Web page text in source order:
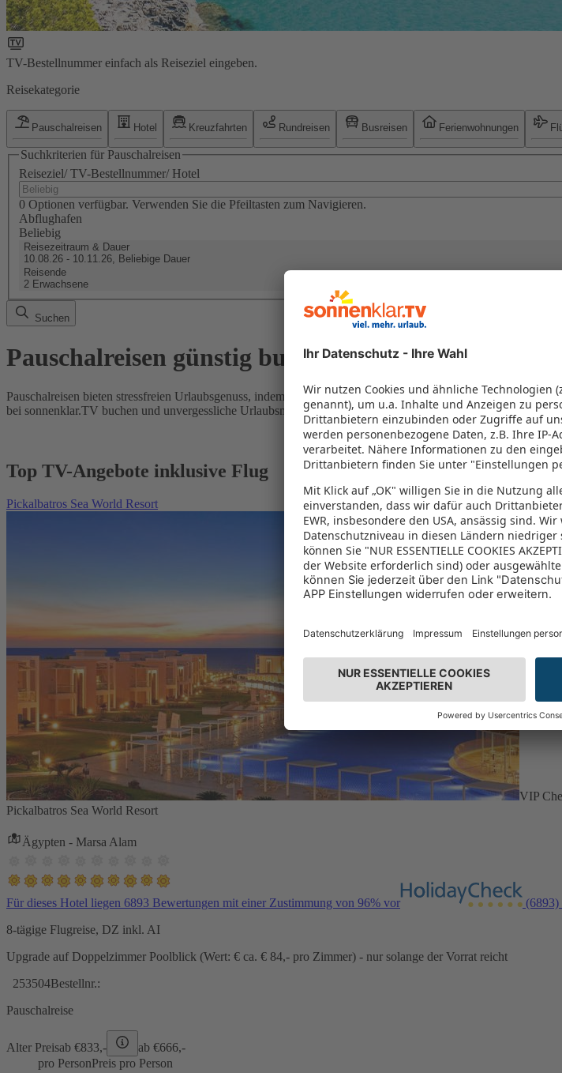
TV-Bestellnummer einfach als Reiseziel eingeben.
Reisekategorie
Pauschalreisen Hotel Kreuzfahrten Rundreisen Busreisen Ferienwohnungen
Suchkriterien für Pauschalreisen
Reiseziel/ TV-Bestellnummer/ Hotel
0 Optionen verfügbar. Verwenden Sie die Pfeiltasten zum Navigieren.
Abflughafen
Beliebig
Reisezeitraum & Dauer
10.08.26 - 10.11.26, Beliebige Dauer
Reisende
2 Erwachsene
Suchen
Pauschalreisen günstig buchen
Pauschalreisen bieten stressfreien Urlaubsgenuss, indem Flug und Hotel in einem Paket kombiniert werden –
bei sonnenklar.TV buchen und unvergessliche Urlaubsmomente erleben!
Top TV-Angebote inklusive Flug
Pickalbatros Sea World Resort
VIP
Pickalbatros Sea World Resort
Ägypten - Marsa Alam
Für dieses Hotel liegen 6893 Bewertungen mit einer Zustimmung von 96% vor (6893)
8-tägige Flugreise, DZ inkl. AI
Upgrade auf Doppelzimmer Poolblick (Wert: € ca. € 84,- pro Zimmer) - nur solange der Vorrat reicht
253504Bestellnr.:
Pauschalreise
Alter Preisab €833,- ab €666,-
pro PersonPreis pro Person